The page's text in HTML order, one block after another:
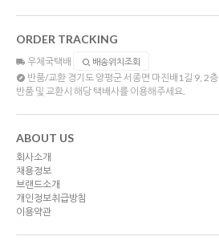
ORDER TRACKING
우체국택배 배송위치조회
반품/교환 경기도 양평군 서종면 마진배1길 9, 2층
반품 및 교환시 해당 택배사를 이용해주세요.
ABOUT US
회사소개
채용정보
브랜드소개
개인정보취급방침
이용약관